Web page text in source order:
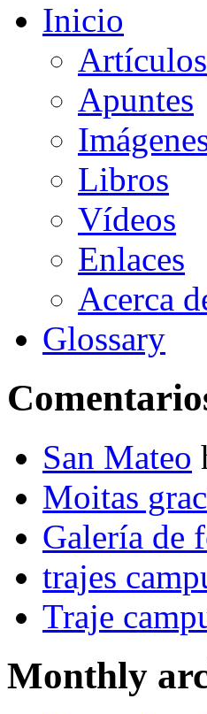
Inicio
Artículos
Apuntes
Libros
Vídeos
Enlaces
Acerca
Glossary
San Mateo
Moitas
Galería de
trajes
Traje
Monthly